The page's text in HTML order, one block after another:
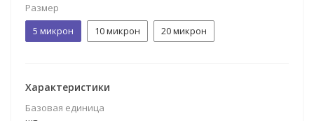
Размер
5 микрон
10 микрон 20 микрон
Характеристики
Базовая единица